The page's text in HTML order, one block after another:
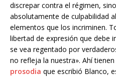
discrepar contra el régimen,
absolutamente de culpabilidad
elementos que los incriminen.
libertad de expresión que debe
se vea regentado por
no refleja la nuestra». Ahí
prosodia que escribió Blanco,